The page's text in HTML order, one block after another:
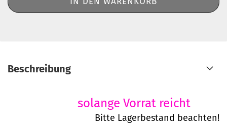
Beschreibung
solange Vorrat reicht
Bitte Lagerbestand beachten!